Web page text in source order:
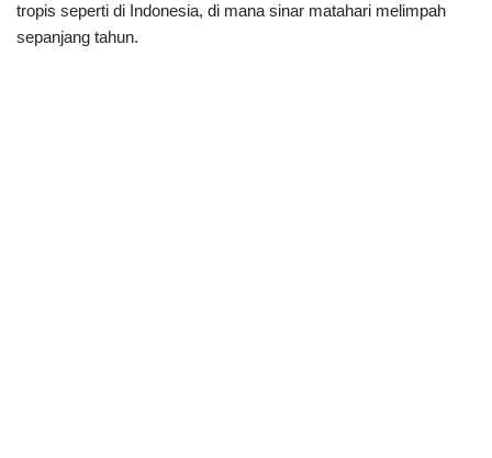
tropis seperti di Indonesia, di mana sinar matahari melimpah
sepanjang tahun.